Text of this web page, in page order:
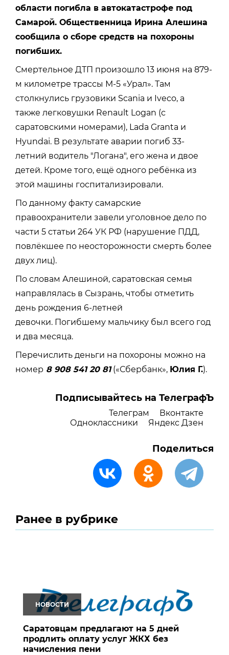
области погибла в автокатастрофе под
Самарой. Общественница Ирина Алешина
сообщила о сборе средств на похороны
погибших.
Смертельное ДТП произошло 13 июня на 879-
м километре трассы М-5 «Урал». Там
столкнулись грузовики Scania и Iveco, а
также легковушки Renault Logan (с
саратовскими номерами), Lada Granta и
Hyundai. В результате аварии погиб 33-
летний водитель "Логана", его жена и двое
детей. Кроме того, ещё одного ребёнка из
этой машины госпитализировали.
По данному факту самарские
правоохранители завели уголовное дело по
части 5 статьи 264 УК РФ (нарушение ПДД,
повлёкшее по неосторожности смерть более
двух лиц).
По словам Алешиной, саратовская семья
направлялась в Сызрань, чтобы отметить
день рождения 6-летней
девочки. Погибшему мальчику был всего год
и два месяца.
Перечислить деньги на похороны можно на
номер 8 908 541 20 81(«Сбербанк», Юлия Г.).
Подписывайтесь на ТелеграфЪ
Телеграм
Вконтакте
Одноклассники
Яндекс Дзен
Поделиться
Ранее в рубрике
НОВОСТИ
Саратовцам предлагают на 5 дней
продлить оплату услуг ЖКХ без
начисления пени